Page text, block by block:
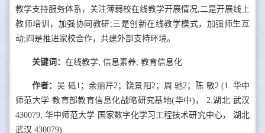
教学支持服务体系，关注薄弱校在线教学开展情况;二是开展线上
教师培训，加强协同教研;三是创新在线教学模式，加强师生互
动;四是推进家校合作，共建外部支持环境。
关键词： 在线教学; 信息素养; 教育信息化
作者：吴 砥1；余丽芹2；饶景阳2；周 驰2；陈 敏2 (1. 华中
师范大学 教育部教育信息化战略研究基地(华中)， 2.湖北 武汉
430079; 华中师范大学 国家数字化学习工程技术研究中心， 湖北
武汉 430079)